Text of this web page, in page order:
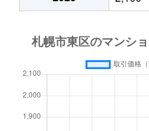
北１５条東
3,000万円
北１７条東
2,700万円
北１８条東
北１９条東
350万円